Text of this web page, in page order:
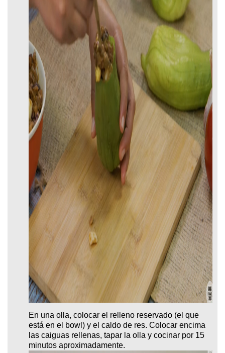
En una olla, colocar el relleno reservado (el que
está en el bowl) y el caldo de res. Colocar encima
las caiguas rellenas, tapar la olla y cocinar por 15
minutos aproximadamente.